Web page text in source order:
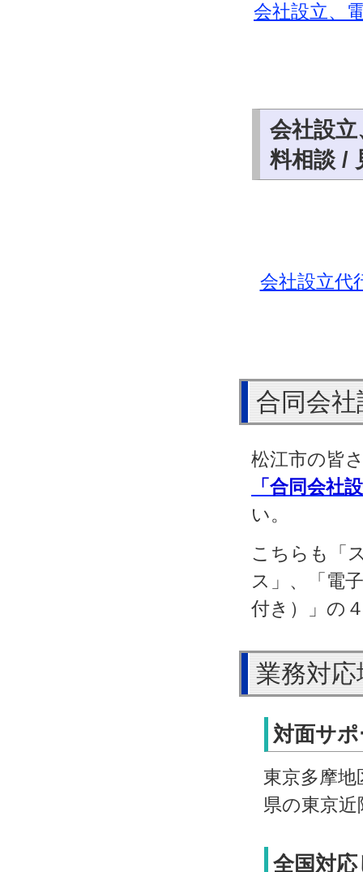
会社設立、
会社設
料相談 /
会社設立代
合同会社
松江市の皆
「合同会社
い。
こちらも「
ス」、「電
付き）」の
業務対
対面サ
東京多摩地
県の東京近
全国対